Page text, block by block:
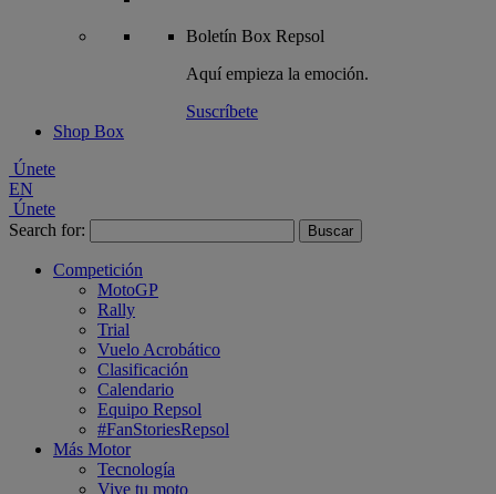
Boletín Box Repsol
Aquí empieza la emoción.
Suscríbete
Shop Box
Únete
EN
Únete
Search for:
Competición
MotoGP
Rally
Trial
Vuelo Acrobático
Clasificación
Calendario
Equipo Repsol
#FanStoriesRepsol
Más Motor
Tecnología
Vive tu moto